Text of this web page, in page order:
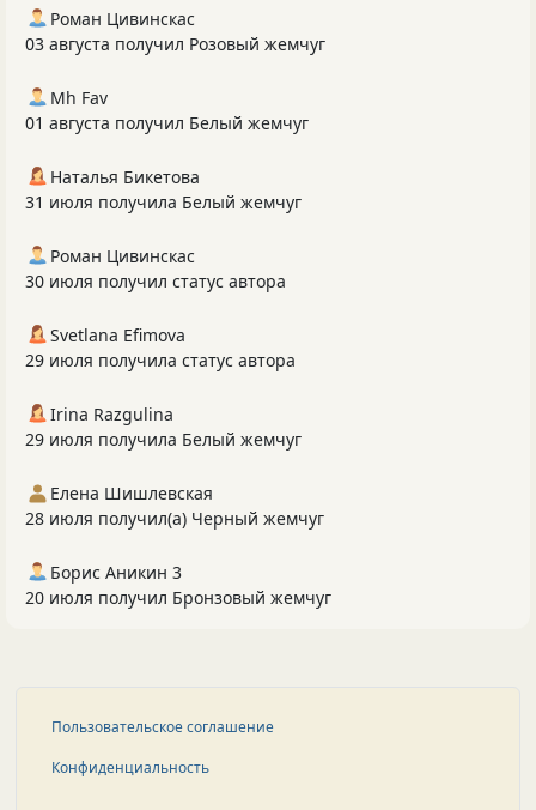
Роман Цивинскас
03 августа получил Розовый жемчуг
Mh Fav
01 августа получил Белый жемчуг
Наталья Бикетова
31 июля получила Белый жемчуг
Роман Цивинскас
30 июля получил статус автора
Svetlana Efimova
29 июля получила статус автора
Irina Razgulina
29 июля получила Белый жемчуг
Елена Шишлевская
28 июля получил(а) Черный жемчуг
Борис Аникин 3
20 июля получил Бронзовый жемчуг
Пользовательское соглашение
Конфиденциальность